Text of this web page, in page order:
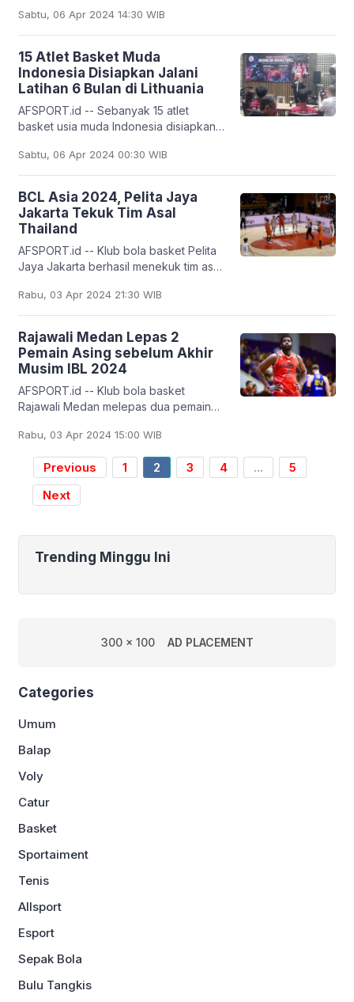
Kualifikasi Basketball Champions
League (BCL) Asia
Sabtu, 06 Apr 2024 14:30 WIB
15 Atlet Basket Muda
Indonesia Disiapkan Jalani
Latihan 6 Bulan di Lithuania
AFSPORT.id -- Sebanyak 15 atlet
basket usia muda Indonesia disiapkan
bulan di Lithuania. Syaratnya 15 atlet
basket itu
Sabtu, 06 Apr 2024 00:30 WIB
BCL Asia 2024, Pelita Jaya
Jakarta Tekuk Tim Asal
Thailand
AFSPORT.id -- Klub bola basket Pelita
Jaya Jakarta berhasil menekuk tim asal
dalam kompetisi Basketball Champions
League
Rabu, 03 Apr 2024 21:30 WIB
Rajawali Medan Lepas 2
Pemain Asing sebelum Akhir
Musim IBL 2024
AFSPORT.id -- Klub bola basket
Rajawali Medan melepas dua pemain
Quintin Dove. Lewis dan Dove dilepas
sebelum akhir
Rabu, 03 Apr 2024 15:00 WIB
Previous 1 2 3 4 ...
5
Next
Trending Minggu Ini
300 x 100 AD PLACEMENT
Categories
Umum
Balap
Voly
Catur
Basket
Sportaiment
Tenis
Allsport
Esport
Sepak Bola
Bulu Tangkis